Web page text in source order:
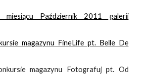
miesiącu Październik 2011 galerii
magazynu FineLife pt. Belle De
magazynu Fotografuj pt. Od